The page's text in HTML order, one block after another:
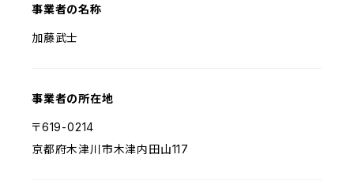
事業者の名称
加藤武士
事業者の所在地
〒619-0214
京都府木津川市木津内田山117